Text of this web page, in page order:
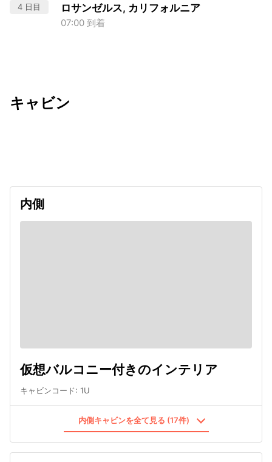
4 日目 ロサンゼルス, カリフォルニア
07:00 到着
キャビン
内側
仮想バルコニー付きのインテリア
キャビンコード: 1U
内側キャビンを全て見る (17件)